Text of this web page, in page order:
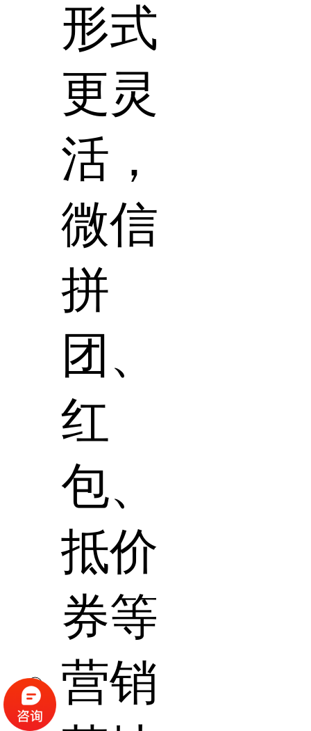
形式
更灵
活，
微信
拼
团、
红
包、
抵价
券等
营销